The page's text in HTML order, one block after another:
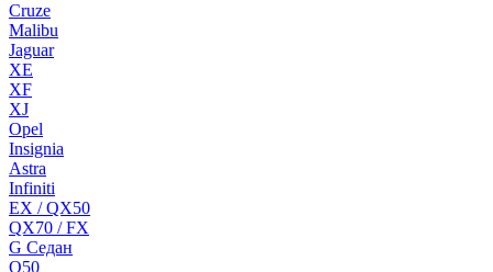
Cruze
Malibu
Jaguar
XE
XF
XJ
Opel
Insignia
Astra
Infiniti
EX / QX50
QX70 / FX
G Cедан
Q50